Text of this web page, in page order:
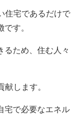
住宅であるだけで
す。
るため、住む人々
します。
宅で必要なエネル